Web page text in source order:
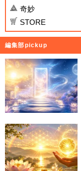
奇妙
STORE
編集部pickup